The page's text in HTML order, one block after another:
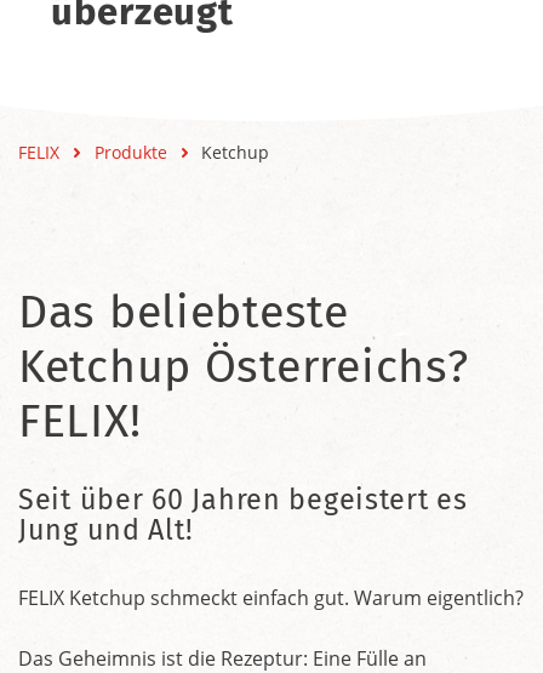
überzeugt
FELIX Produkte Ketchup
Das beliebteste
Ketchup Österreichs?
FELIX!
Seit über 60 Jahren begeistert es
Jung und Alt!
FELIX Ketchup schmeckt einfach gut. Warum eigentlich?
Das Geheimnis ist die Rezeptur: Eine Fülle an